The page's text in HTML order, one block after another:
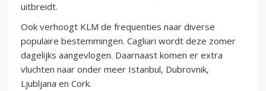
uitbreidt.
Ook verhoogt KLM de frequenties naar diverse
populaire bestemmingen. Cagliari wordt deze zomer
dagelijks aangevlogen. Daarnaast komen er extra
vluchten naar onder meer Istanbul, Dubrovnik,
Ljubljana en Cork.